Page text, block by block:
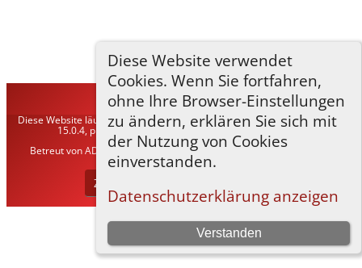
Diese Website verwendet
Cookies. Wenn Sie fortfahren,
ohne Ihre Browser-Einstellungen
zu ändern, erklären Sie sich mit
der Nutzung von Cookies
einverstanden.
Datenschutzerklärung anzeigen
Verstanden
TNG-ADLER©2026
Diese Website läuft mit The Next Generation of Genealogy Sitebuildingv.
15.0.4, programmiert von Darrin Lythgoe © 2001-2026.
Betreut vonADLER Heraldisch-Genealogische Gesellschaft, Wien
Datenschutzerklärung
Zur Desktop-Webseite wechseln